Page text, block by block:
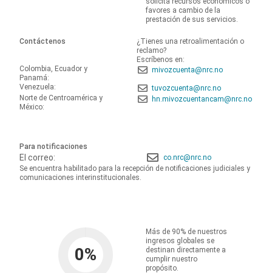
favores a cambio de la
prestación de sus servicios.
Contáctenos
¿Tienes una retroalimentación o
reclamo?
Escríbenos en:
Colombia, Ecuador y
Panamá:
mivozcuenta@nrc.no
Venezuela:
tuvozcuenta@nrc.no
Norte de Centroamérica y
México:
hn.mivozcuentancam@nrc.no
Para notificaciones
El correo:
co.nrc@nrc.no
Se encuentra habilitado para la recepción de notificaciones judiciales y
comunicaciones interinstitucionales.
0%
Más de 90% de nuestros
ingresos globales se
destinan directamente a
cumplir nuestro
propósito.